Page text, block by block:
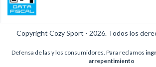
Copyright Cozy Sport - 2026. Todos los
Defensa de las y los consumidores. Para reclamos
arrepentimiento